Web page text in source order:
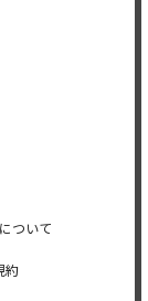
ついて
約